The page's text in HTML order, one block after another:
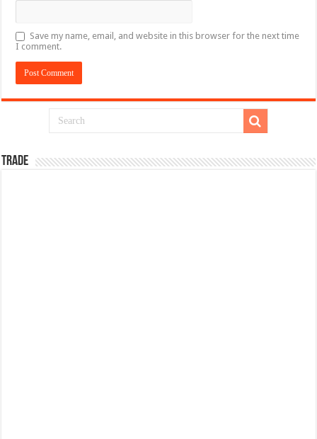
Save my name, email, and website in this browser for the next time
I comment.
TRADE